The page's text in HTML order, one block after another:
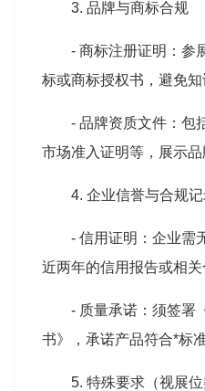
3. 品牌与商标合规
- 商标注册证明：参
标或商标授权书，避免知
- 品牌资质文件：包
市场准入证明等，展示品
4. 企业信誉与合规
- 信用证明：企业需
近两年的信用报告或相关
- 质量承诺：须签署
书》，承诺产品符合*标
5. 特殊要求（视展位